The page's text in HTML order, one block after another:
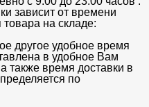
зависит от времени
на складе:
другое удобное время
в удобное Вам
также время доставки в
по